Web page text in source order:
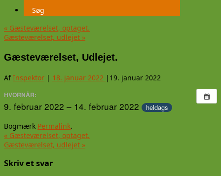
Søg
« Gæsteværelset, optaget.
Gæsteværelset, udlejet »
Gæsteværelset, Udlejet.
AfInspektor | 18. januar 2022 | 19. januar 2022
HVORNÅR:
9. februar 2022 – 14. februar 2022 heldags
Bogmærk Permalink.
« Gæsteværelset, optaget.
Gæsteværelset, udlejet »
Skriv et svar